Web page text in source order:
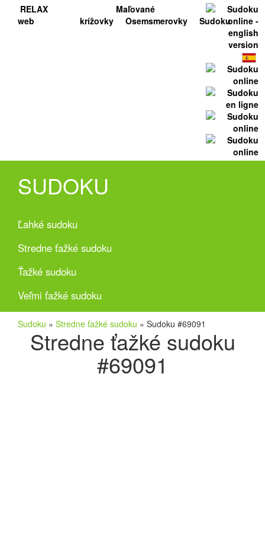
RELAX
web
Maľované
krížovky
Osemsmerovky Sudoku
SUDOKU
Ľahké sudoku
Stredne ťažké sudoku
Ťažké sudoku
Veľmi ťažké sudoku
Sudoku » Stredne ťažké sudoku » Sudoku #69091
Stredne ťažké sudoku
#69091